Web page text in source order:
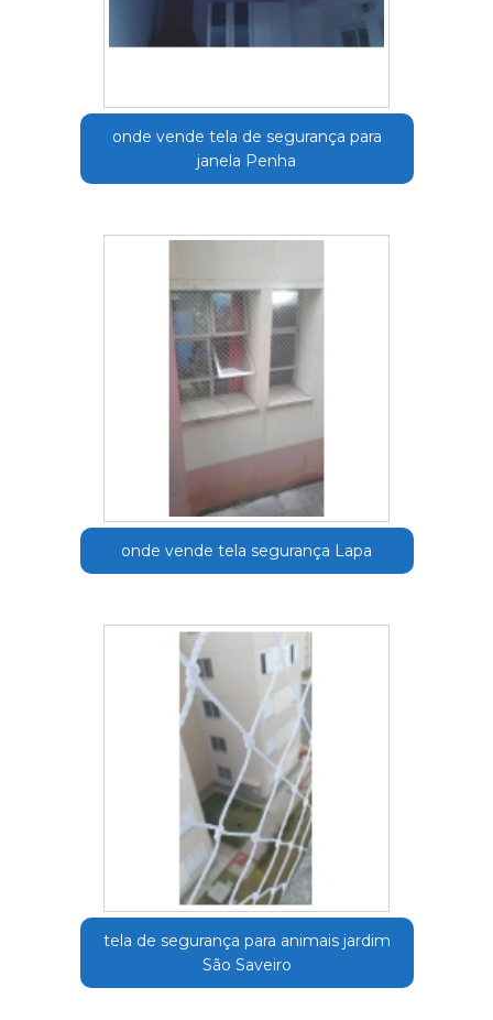
onde vende tela de segurança para
janela Penha
onde vende tela segurança Lapa
tela de segurança para animais jardim
São Saveiro